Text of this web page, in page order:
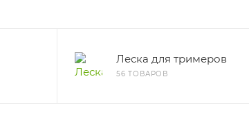
Леска для тримеров
56 ТОВАРОВ